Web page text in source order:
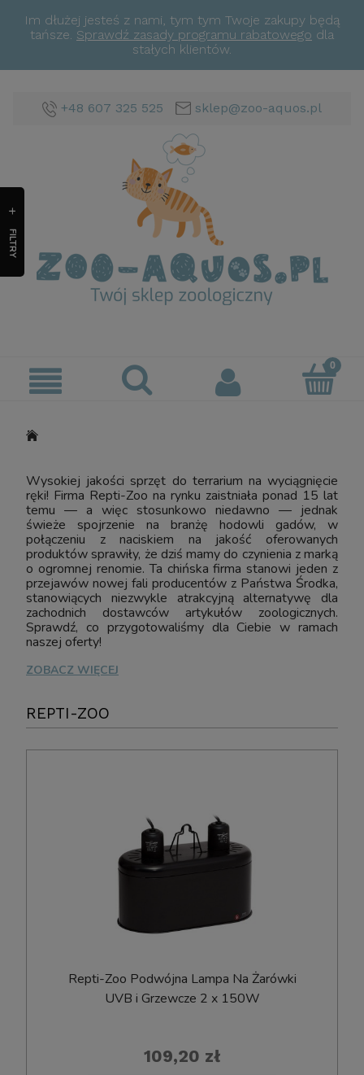
Im dłużej jesteś z nami, tym tym Twoje zakupy będą
tańsze. Sprawdź zasady programu rabatowego dla
stałych klientów.
+48 607 325 525 sklep@zoo-aquos.pl
Wysokiej jakości sprzęt do terrarium na wyciągnięcie
ręki! Firma Repti-Zoo na rynku zaistniała ponad 15 lat
temu — a więc stosunkowo niedawno — jednak
świeże spojrzenie na branżę hodowli gadów, w
połączeniu z naciskiem na jakość oferowanych
produktów sprawiły, że dziś mamy do czynienia z marką
o ogromnej renomie. Ta chińska firma stanowi jeden z
przejawów nowej fali producentów z Państwa Środka,
stanowiących niezwykle atrakcyjną alternatywę dla
zachodnich dostawców artykułów zoologicznych.
Sprawdź, co przygotowaliśmy dla Ciebie w ramach
naszej oferty!
ZOBACZ WIĘCEJ
FILTRY
REPTI-ZOO
Repti-Zoo Podwójna Lampa Na Żarówki
UVB i Grzewcze 2 x 150W
109,20 zł